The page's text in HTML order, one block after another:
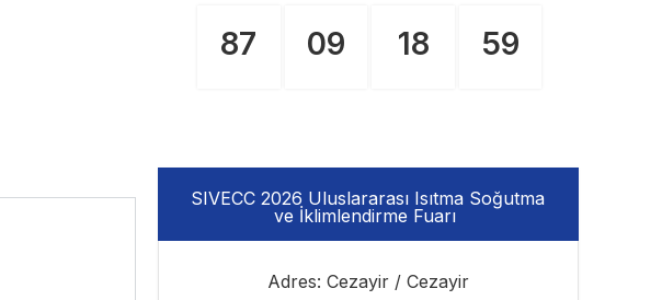
87 09 18 59
SIVECC 2026 Uluslararası Isıtma Soğutma
ve İklimlendirme Fuarı ​
Adres: Cezayir / Cezayir